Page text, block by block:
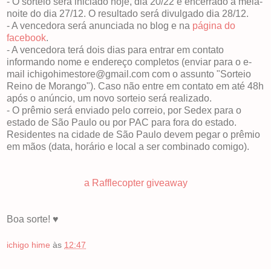
noite do dia 27/12. O resultado será divulgado dia 28/12.
- A vencedora será anunciada no blog e na página do
facebook.
- A vencedora terá dois dias para entrar em contato
informando nome e endereço completos (enviar para o e-
mail ichigohimestore@gmail.com com o assunto "Sorteio
Reino de Morango"). Caso não entre em contato em até 48h
após o anúncio, um novo sorteio será realizado.
- O prêmio será enviado pelo correio, por Sedex para o
estado de São Paulo ou por PAC para fora do estado.
Residentes na cidade de São Paulo devem pegar o prêmio
em mãos (data, horário e local a ser combinado comigo).
a Rafflecopter giveaway
Boa sorte! ♥
ichigo hime às 12:47